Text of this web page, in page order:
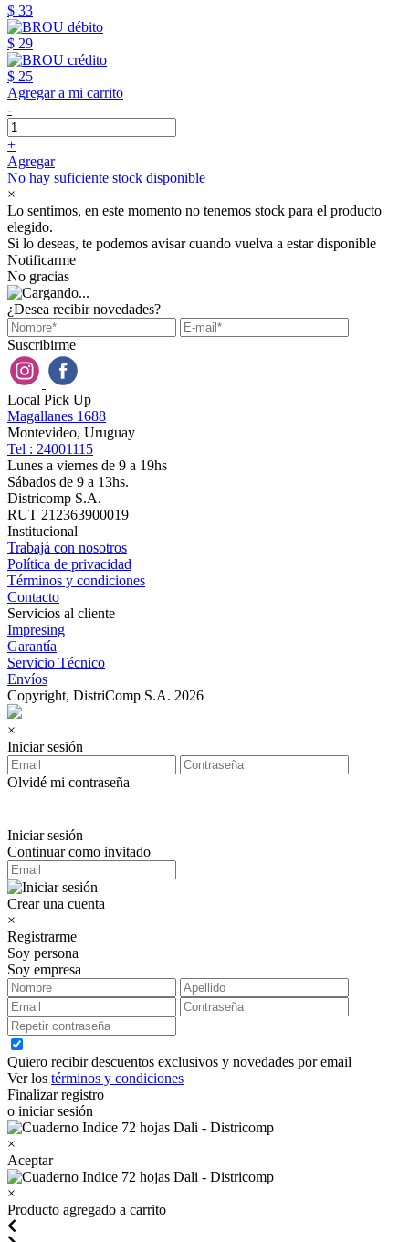
$ 33
$ 29
$ 25
Agregar a mi carrito
-
+
Agregar
No hay suficiente stock disponible
×
Lo sentimos, en este momento no tenemos stock para el producto
elegido.
Si lo deseas, te podemos avisar cuando vuelva a estar disponible
Notificarme
No gracias
¿Desea recibir novedades?
Suscribirme
Local Pick Up
Magallanes 1688
Montevideo, Uruguay
Tel : 24001115
Lunes a viernes de 9 a 19hs
Sábados de 9 a 13hs.
Districomp S.A.
RUT 212363900019
Institucional
Trabajá con nosotros
Política de privacidad
Términos y condiciones
Contacto
Servicios al cliente
Impresing
Garantía
Servicio Técnico
Envíos
Copyright, DistriComp S.A. 2026
×
Iniciar sesión
Olvidé mi contraseña
Iniciar sesión
Continuar como invitado
Crear una cuenta
×
Registrarme
Soy persona
Soy empresa
Quiero recibir descuentos exclusivos y novedades por email
Ver los términos y condiciones
Finalizar registro
o iniciar sesión
×
Aceptar
×
Producto agregado a carrito